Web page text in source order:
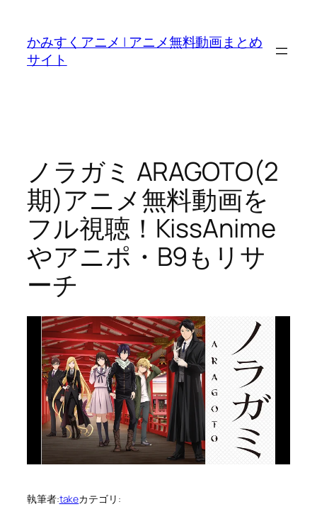
かみすくアニメ | アニメ無料動画まとめ
サイト
ノラガミ ARAGOTO(2
期)アニメ無料動画を
フル視聴！KissAnime
やアニポ・B9もリサ
ーチ
執筆者:takeカテゴリ: